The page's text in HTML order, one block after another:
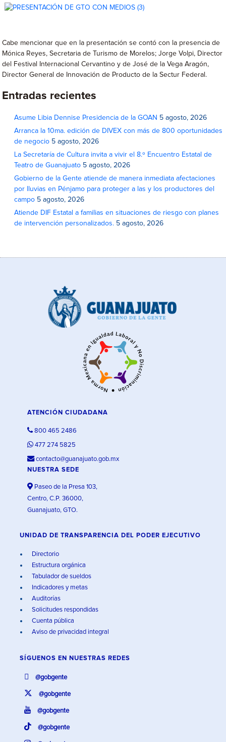
Cabe mencionar que en la presentación se contó con la presencia de
Mónica Reyes, Secretaria de Turismo de Morelos; Jorge Volpi, Director
del Festival Internacional Cervantino y de José de la Vega Aragón,
Director General de Innovación de Producto de la Sectur Federal.
Entradas recientes
Asume Libia Dennise Presidencia de la GOAN 5 agosto, 2026
Arranca la 10ma. edición de DIVEX con más de 800 oportunidades
de negocio 5 agosto, 2026
La Secretaría de Cultura invita a vivir el 8.º Encuentro Estatal de
Teatro de Guanajuato 5 agosto, 2026
Gobierno de la Gente atiende de manera inmediata afectaciones
por lluvias en Pénjamo para proteger a las y los productores del
campo 5 agosto, 2026
Atiende DIF Estatal a familias en situaciones de riesgo con planes
de intervención personalizados. 5 agosto, 2026
ATENCIÓN CIUDADANA
800 465 2486
477 274 5825
contacto@guanajuato.gob.mx
NUESTRA SEDE
Paseo de la Presa 103,
Centro, C.P. 36000,
Guanajuato, GTO.
UNIDAD DE TRANSPARENCIA DEL PODER EJECUTIVO
Directorio
Estructura orgánica
Tabulador de sueldos
Indicadores y metas
Auditorías
Solicitudes respondidas
Cuenta pública
Aviso de privacidad integral
SÍGUENOS EN NUESTRAS REDES
@gobgente
@gobgente
@gobgente
@gobgente